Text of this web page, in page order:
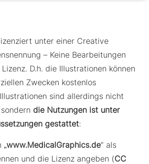
unter einer Creative
– Keine Bearbeitungen
D.h. die Illustrationen können
Zwecken kostenlos
sind allerdings nicht
die Nutzungen ist unter
gestattet:
„www.MedicalGraphics.de“ als
und die Lizenz angeben (CC